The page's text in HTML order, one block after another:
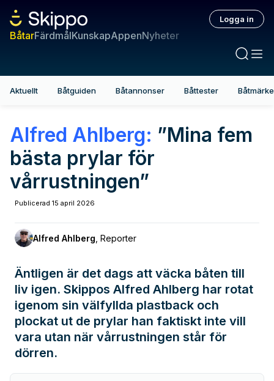
BåtarFärdmålKunskapAppenNyheter
Logga in
Aktuellt Båtguiden Båtannonser Båttester
Alfred Ahlberg: ”Mina fem
bästa prylar för
vårrustningen”
Publicerad 15 april 2026
Alfred Ahlberg Reporter
Äntligen är det dags att väcka båten till
liv igen. Skippos Alfred Ahlberg har rotat
igenom sin välfyllda plastback och
plockat ut de prylar han faktiskt inte vill
vara utan när vårrustningen står för
dörren.